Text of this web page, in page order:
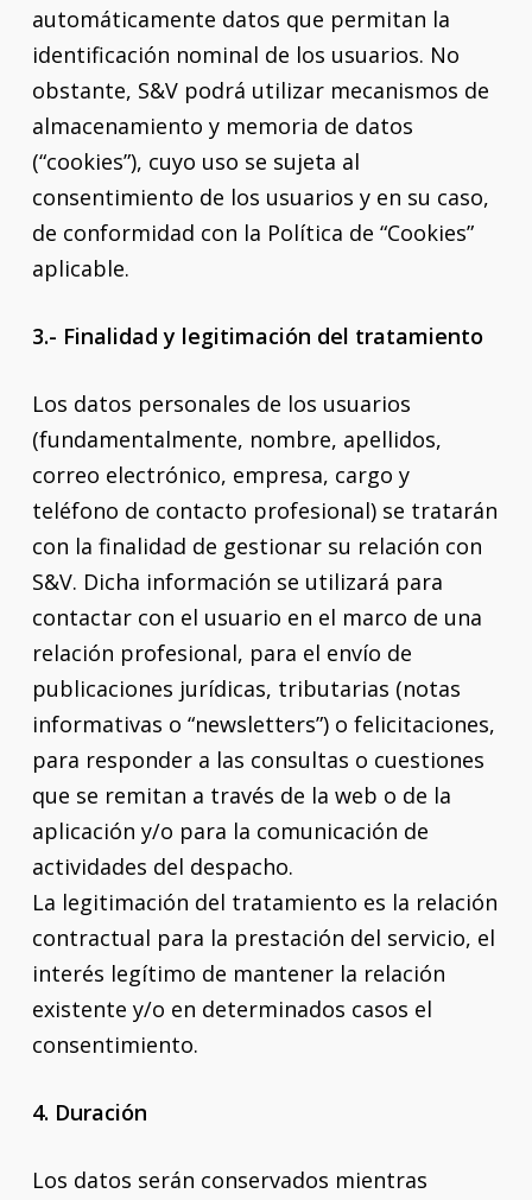
automáticamente datos que permitan la
identificación nominal de los usuarios. No
obstante, S&V podrá utilizar mecanismos de
almacenamiento y memoria de datos
(“cookies”), cuyo uso se sujeta al
consentimiento de los usuarios y en su caso,
de conformidad con la Política de “Cookies”
aplicable.
3.- Finalidad y legitimación del tratamiento
Los datos personales de los usuarios
(fundamentalmente, nombre, apellidos,
correo electrónico, empresa, cargo y
teléfono de contacto profesional) se tratarán
con la finalidad de gestionar su relación con
S&V. Dicha información se utilizará para
contactar con el usuario en el marco de una
relación profesional, para el envío de
publicaciones jurídicas, tributarias (notas
informativas o “newsletters”) o felicitaciones,
para responder a las consultas o cuestiones
que se remitan a través de la web o de la
aplicación y/o para la comunicación de
actividades del despacho.
La legitimación del tratamiento es la relación
contractual para la prestación del servicio, el
interés legítimo de mantener la relación
existente y/o en determinados casos el
consentimiento.
4. Duración
Los datos serán conservados mientras